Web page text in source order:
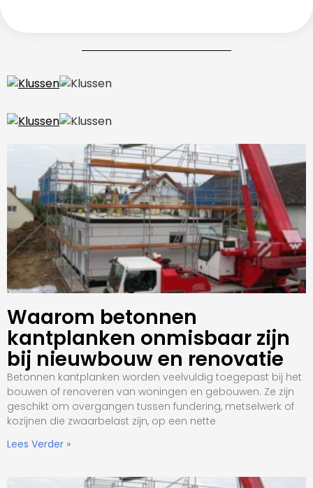
Waarom betonnen
kantplanken onmisbaar zijn
bij nieuwbouw en renovatie
Betonnen kantplanken worden veelvuldig toegepast bij het
bouwen of renoveren van woningen en gebouwen. Ze zijn
geschikt om overgangen tussen fundering, metselwerk of
kozijnen die zwaarbelast zijn, op een nette
Lees Verder »